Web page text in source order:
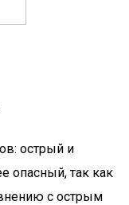
острый и
опасный, так как
с острым